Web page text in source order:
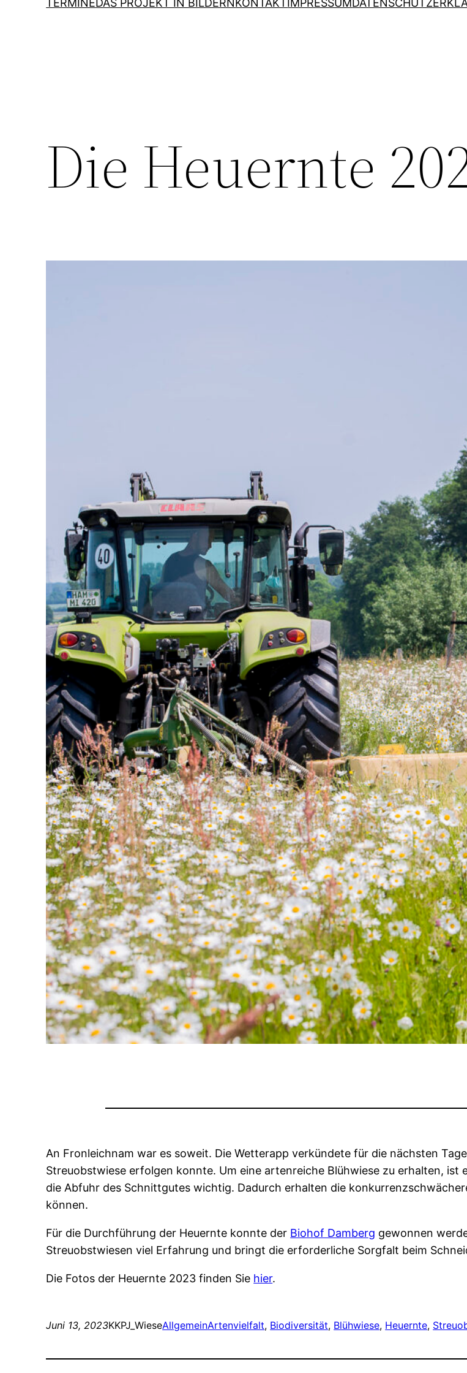
TERMINEDAS PROJEKT IN BILDERN KONTAKT IMPRESSUM
Die Heuernte
An Fronleichnam war es soweit. Die Wetterapp verkündete für die nächsten
Streuobstwiese erfolgen konnte. Um eine artenreiche Blühwiese zu erhalten,
die Abfuhr des Schnittgutes wichtig. Dadurch erhalten die
können.
Für die Durchführung der Heuernte konnte der Biohof Damberg gewonnen
Streuobstwiesen viel Erfahrung und bringt die erforderliche Sorgfalt beim
Die Fotos der Heuernte 2023 finden Sie hier.
Juni 13, 2023KKPJ_WieseAllgemeinArtenvielfalt, Biodiversität, Blühwiese, Heuernte,